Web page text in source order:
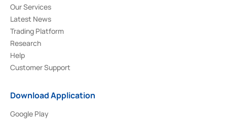
Our Services
Latest News
Trading Platform
Research
Help
Customer Support
Download Application
Google Play